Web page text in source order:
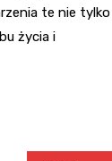
te nie tylko
życia i